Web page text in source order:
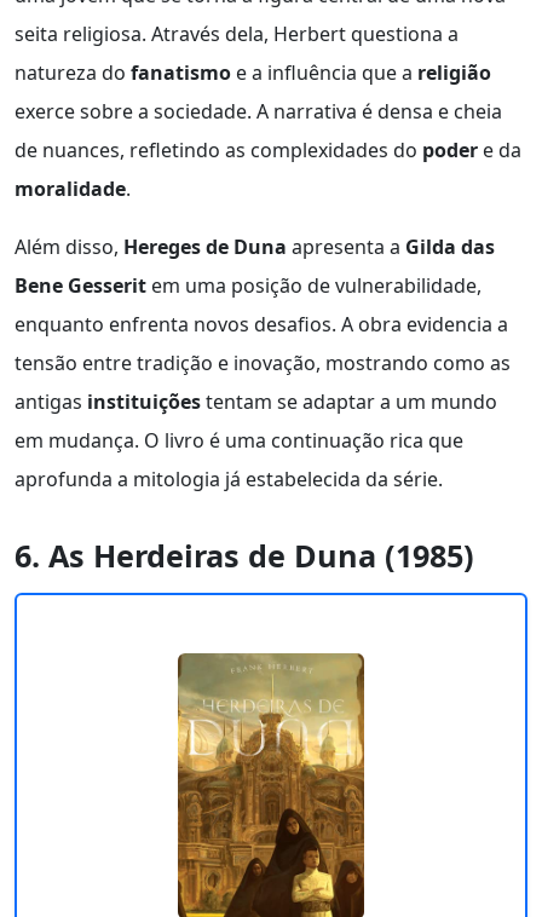
seita religiosa. Através dela, Herbert questiona a
natureza do fanatismo e a influência que a religião
exerce sobre a sociedade. A narrativa é densa e cheia
de nuances, refletindo as complexidades do poder e da
moralidade.
Além disso, Hereges de Duna apresenta a Gilda das
Bene Gesserit em uma posição de vulnerabilidade,
enquanto enfrenta novos desafios. A obra evidencia a
tensão entre tradição e inovação, mostrando como as
antigas instituiçõestentam se adaptar a um mundo
em mudança. O livro é uma continuação rica que
aprofunda a mitologia já estabelecida da série.
6. As Herdeiras de Duna (1985)